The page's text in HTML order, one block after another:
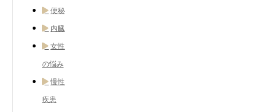
便秘
内臓
女性
の悩み
慢性
疾患